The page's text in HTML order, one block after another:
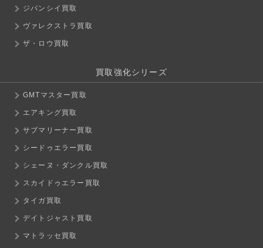
ジバンシイ買取
ヴァレクストラ買取
ザ・ロウ買取
買取強化シリーズ
GMTマスター買取
エアキング買取
サブマリーナー買取
シードゥエラー買取
シェーヌ・ダンクル買取
スカイドゥエラー買取
タイガ買取
デイトジャスト買取
マトラッセ買取